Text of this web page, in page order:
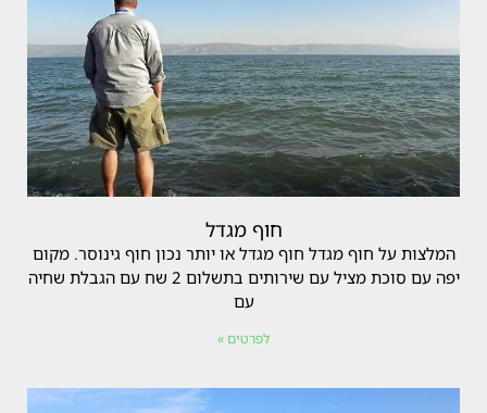
חוף מגדל
המלצות על חוף מגדל חוף מגדל או יותר נכון חוף גינוסר. מקום
יפה עם סוכת מציל עם שירותים בתשלום 2 שח עם הגבלת שחיה
עם
לפרטים »